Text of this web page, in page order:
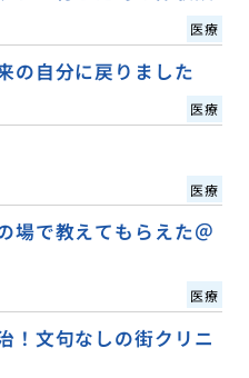
医療
の自分に戻りました
医療
医療
場で教えてもらえた＠
医療
！文句なしの街クリニ